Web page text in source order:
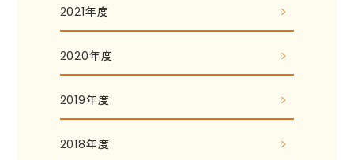
2021年度
2020年度
2019年度
2018年度